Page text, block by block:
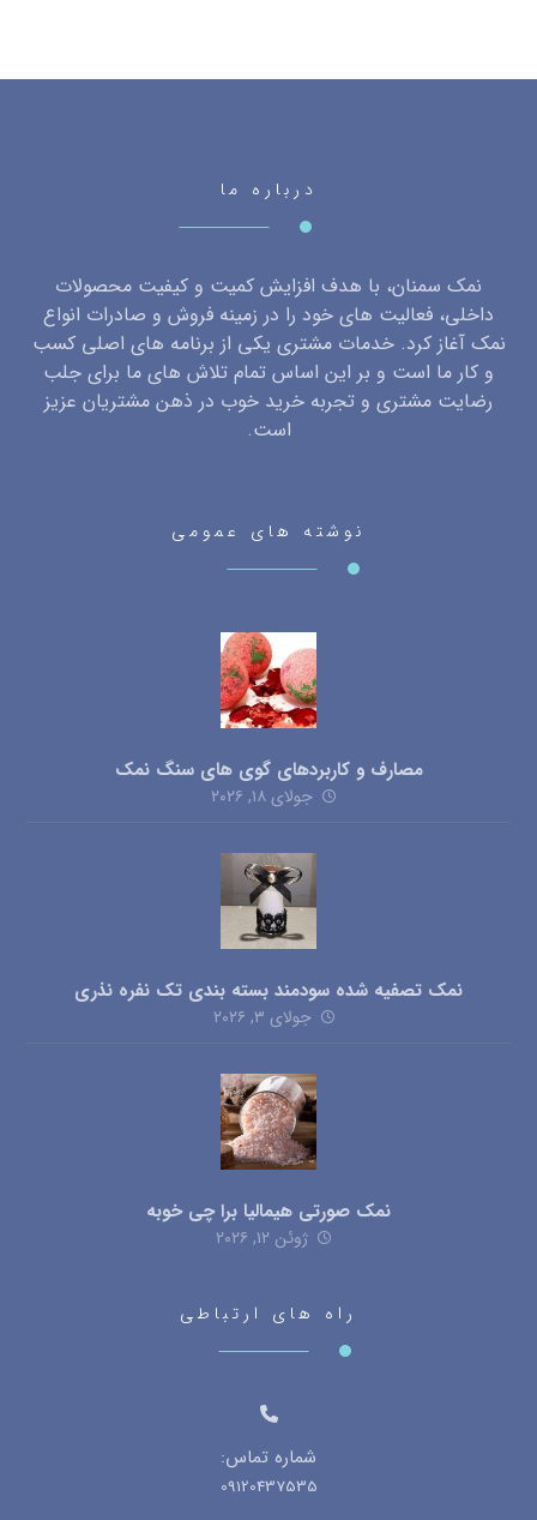
درباره ما
نمک سمنان، با هدف افزایش کمیت و کیفیت محصولات
داخلی، فعالیت های خود را در زمینه فروش و صادرات انواع
نمک آغاز کرد. خدمات مشتری یکی از برنامه های اصلی کسب
و کار ما است و بر این اساس تمام تلاش های ما برای جلب
رضایت مشتری و تجربه خرید خوب در ذهن مشتریان عزیز
است.
نوشته های عمومی
مصارف و کاربردهای گوی های سنگ نمک
جولای ۱۸, ۲۰۲۶
نمک تصفیه شده سودمند بسته بندی تک نفره نذری
جولای ۳, ۲۰۲۶
نمک صورتی هیمالیا برا چی خوبه
ژوئن ۱۲, ۲۰۲۶
راه های ارتباطی
شماره تماس:
09120437535